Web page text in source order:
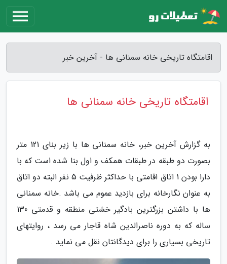
اقامتگاه تاریخی خانه سمنانی ها - آخرین خبر
اقامتگاه تاریخی خانه سمنانی ها
به گزارش آخرین خبر، خانه سمنانی ها با زیر بنای 121 متر
بصورت دو طبقه در طبقات همکف و اول بنا شده است که با
دارا بودن 1 اتاق اقامتی با حداکثر ظرفیت 5 نفر البته دو اتاق
به عنوان نگارخانه برای بازدید عموم می باشد .خانه سمنانی
ها با داشتن بزرگترین بادگیر خشتی منطقه و قدمتی 130
ساله که به دوره ناصرالدین شاه قاجار می رسد ، روایتهای
تاریخی بسیاری را برای دیدگانتان نقل می نماید .